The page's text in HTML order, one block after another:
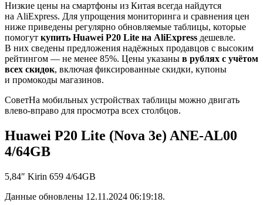
Низкие цены на смартфоны из Китая всегда найдутся
на AliExpress. Для упрощения мониторинга и сравнения цен
ниже приведены регулярно обновляемые таблицы, которые
помогут купить Huawei P20 Lite на AliExpress дешевле.
В них сведены предложения надёжных продавцов с высоким
рейтингом — не менее 85%. Цены указаны в рублях с учётом
всех скидок, включая фиксированные скидки, купоны
и промокоды магазинов.
СоветНа мобильных устройствах таблицы можно двигать
влево-вправо для просмотра всех столбцов.
Huawei P20 Lite (Nova 3e) ANE-AL00
4/64GB
5,84″ Kirin 659 4/64GB
Данные обновлены 12.11.2024 06:19:18.